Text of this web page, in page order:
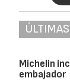
Michelin
embajador